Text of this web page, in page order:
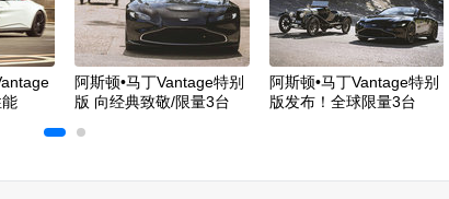
阿斯顿•马丁Vantage特别
版 向经典致敬/限量3台
阿斯顿•马丁Vantage特别
版发布！全球限量3台